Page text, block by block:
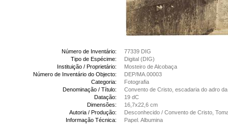
Número de Inventário:
77339 DIG
Tipo de Espécime:
Digital (DIG)
Instituição / Proprietário:
Mosteiro de Alcobaça
Número de Inventário do Objecto:
DEP/MA.00003
Categoria:
Fotografia
Denominação / Título:
Convento de Cristo, escadaria do adro
Datação:
19 dC
Dimensões:
16,7x22,6 cm
Autoria / Produção:
Desconhecido / Convento de Cristo,
Informação Técnica:
Papel. Albumina